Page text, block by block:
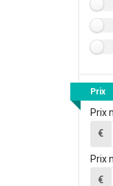
Prix
Prix
€
Prix
€